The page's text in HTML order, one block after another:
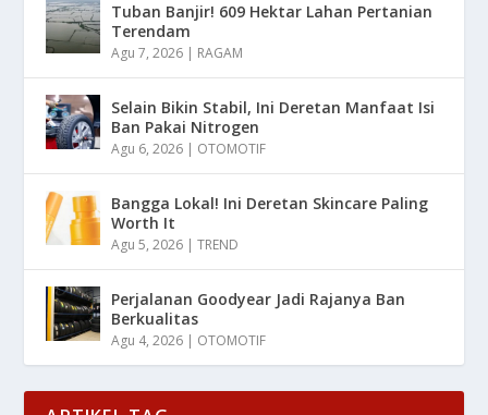
Tuban Banjir! 609 Hektar Lahan Pertanian
Terendam
Agu 7, 2026 | RAGAM
Selain Bikin Stabil, Ini Deretan Manfaat Isi
Ban Pakai Nitrogen
Agu 6, 2026 | OTOMOTIF
Bangga Lokal! Ini Deretan Skincare Paling
Worth It
Agu 5, 2026 |TREND
Perjalanan Goodyear Jadi Rajanya Ban
Berkualitas
Agu 4, 2026 | OTOMOTIF